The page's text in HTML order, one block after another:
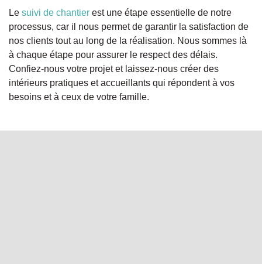
Le suivi de chantier est une étape essentielle de notre
processus, car il nous permet de garantir la satisfaction de
nos clients tout au long de la réalisation. Nous sommes là
à chaque étape pour assurer le respect des délais.
Confiez-nous votre projet et laissez-nous créer des
intérieurs pratiques et accueillants qui répondent à vos
besoins et à ceux de votre famille.